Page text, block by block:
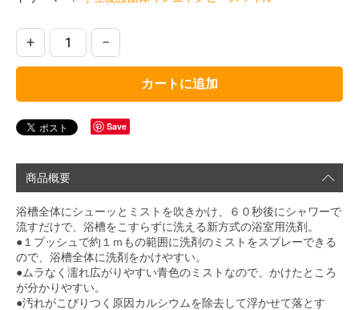
+ −
カートに追加
Save
商品概要
浴槽全体にシューッとミストを吹きかけ、６０秒後にシャワーで
流すだけで、浴槽をこすらずに洗える新方式の浴室用洗剤。
●１プッシュで約１ｍもの範囲に洗剤のミストをスプレーできる
ので、浴槽全体に洗剤をかけやすい。
●ムラなく濡れ広がりやすい青色のミストなので、かけたところ
が分かりやすい。
●汚れがこびりつく原因カルシウムを除去して浮かせて落とす